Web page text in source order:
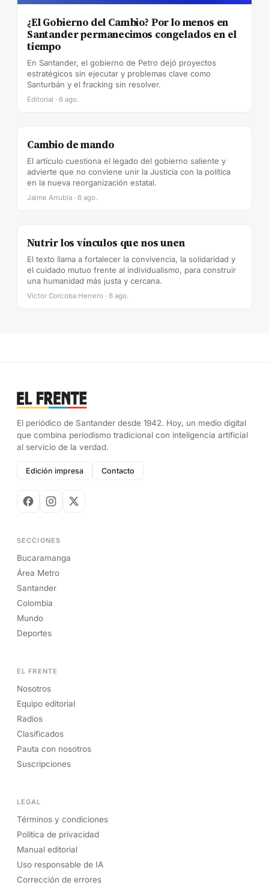
¿El Gobierno del Cambio? Por lo menos en
Santander permanecimos congelados en el
tiempo
En Santander, el gobierno de Petro dejó proyectos
estratégicos sin ejecutar y problemas clave como
Santurbán y el fracking sin resolver.
Editorial · 6 ago.
Cambio de mando
El artículo cuestiona el legado del gobierno saliente y
advierte que no conviene unir la Justicia con la política
en la nueva reorganización estatal.
Jaime Arrubla · 6 ago.
Nutrir los vínculos que nos unen
El texto llama a fortalecer la convivencia, la solidaridad y
el cuidado mutuo frente al individualismo, para construir
una humanidad más justa y cercana.
Víctor Corcoba Herrero · 6 ago.
El periódico de Santander desde 1942. Hoy, un medio digital
que combina periodismo tradicional con inteligencia artificial
al servicio de la verdad.
Edición impresa Contacto
SECCIONES
Bucaramanga
Área Metro
Santander
Colombia
Mundo
Deportes
EL FRENTE
Nosotros
Equipo editorial
Radios
Clasificados
Pauta con nosotros
Suscripciones
LEGAL
Términos y condiciones
Política de privacidad
Manual editorial
Uso responsable de IA
Corrección de errores